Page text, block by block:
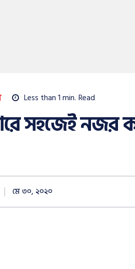
Less than 1min. Read
সহজেই
মে ৩০, ২০২০